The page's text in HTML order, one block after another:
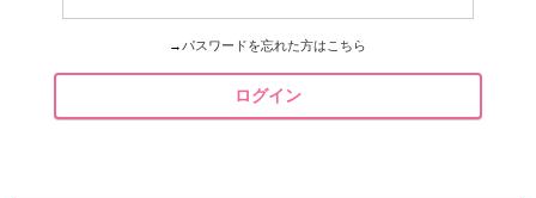
→ パスワードを忘れた方はこちら
ログイン